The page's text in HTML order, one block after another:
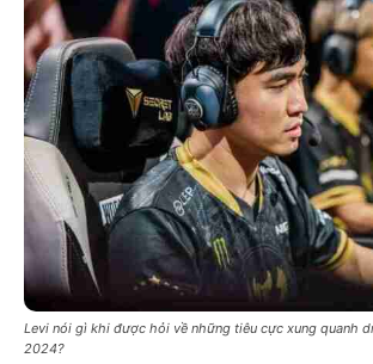
Levi nói gì khi được hỏi về những tiêu cực xung quanh
2024?